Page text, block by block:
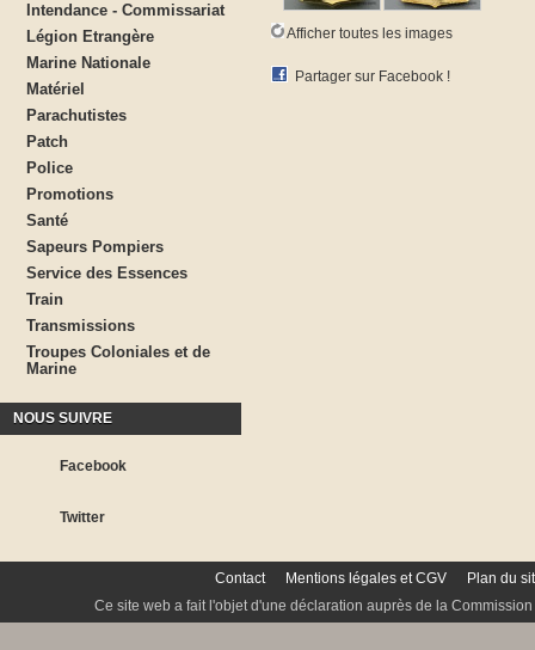
Intendance - Commissariat
Légion Etrangère
Marine Nationale
Matériel
Parachutistes
Patch
Police
Promotions
Santé
Sapeurs Pompiers
Service des Essences
Train
Transmissions
Troupes Coloniales et de
Marine
NOUS SUIVRE
Facebook
Twitter
Afficher toutes les images
Partager sur Facebook !
Contact Mentions légales et CGV
Plan du
Ce site web a fait l'objet d'une déclaration auprès de la